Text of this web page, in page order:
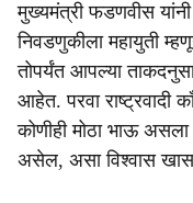
मुख्यमंत्री फडणवीस
निवडणुकीला महायुती
तोपर्यंत आपल्या
आहेत. परवा राष्ट्रवादी
कोणीही मोठा भाऊ
असेल, असा विश्वास